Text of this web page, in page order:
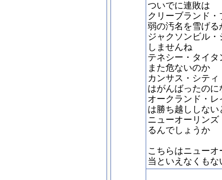
ついでに連敗は
クリーブランド
弱の汚名を雪げる
ジャクソンビル
しませんね
テネシー・タイ
また危ないのか
カンサス・シテ
はがんばったのに
オークランド・
は勝ち越ししない
ニューオーリン
るんでしょうか
こちらはニュー
当といえなくもな